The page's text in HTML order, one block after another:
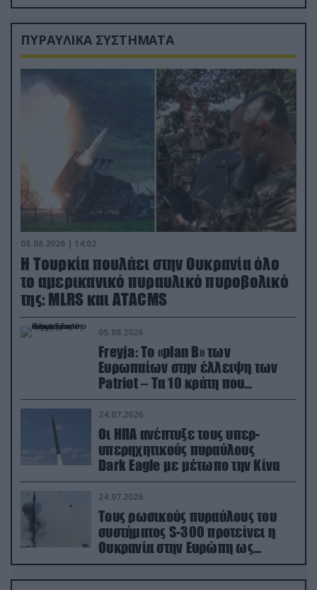
ΠΥΡΑΥΛΙΚΑ ΣΥΣΤΗΜΑΤΑ
08.08.2026 | 14:02
Η Τουρκία πουλάει στην Ουκρανία όλο
το αμερικανικό πυραυλικό πυροβολικό
της: MLRS και ΑΤΑCMS
05.08.2026
Freyja: Το «plan Β» των
Ευρωπαίων στην έλλειψη των
Patriot – Τα 10 κράτη που
συμμετέχουν στο δίκτυο
συνεργασίας
24.07.2026
Οι ΗΠΑ ανέπτυξε τους υπερ-
υπερηχητικούς πυραύλους
Dark Eagle με μέτωπο την Κίνα
24.07.2026
Τους ρωσικούς πυραύλους του
συστήματος S-300 προτείνει η
Ουκρανία στην Ευρώπη ως
αντιβαλλιστικό σύστημα